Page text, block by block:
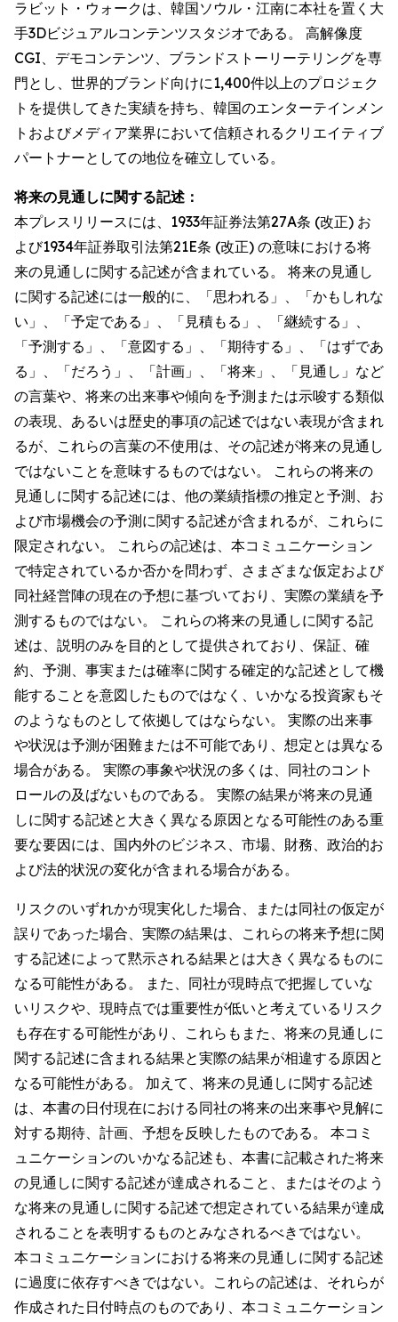
ラビット・ウォークは、韓国ソウル・江南に本社を置く大
手3Dビジュアルコンテンツスタジオである。 高解像度
CGI、デモコンテンツ、ブランドストーリーテリングを専
門とし、世界的ブランド向けに1,400件以上のプロジェク
トを提供してきた実績を持ち、韓国のエンターテインメン
トおよびメディア業界において信頼されるクリエイティブ
パートナーとしての地位を確立している。
将来の見通しに関する記述：
本プレスリリースには、1933年証券法第27A条 (改正) お
よび1934年証券取引法第21E条 (改正) の意味における将
来の見通しに関する記述が含まれている。 将来の見通し
に関する記述には一般的に、「思われる」、「かもしれな
い」、「予定である」、「見積もる」、「継続する」、
「予測する」、「意図する」、「期待する」、「はずであ
る」、「だろう」、「計画」、「将来」、「見通し」など
の言葉や、将来の出来事や傾向を予測または示唆する類似
の表現、あるいは歴史的事項の記述ではない表現が含まれ
るが、これらの言葉の不使用は、その記述が将来の見通し
ではないことを意味するものではない。 これらの将来の
見通しに関する記述には、他の業績指標の推定と予測、お
よび市場機会の予測に関する記述が含まれるが、これらに
限定されない。 これらの記述は、本コミュニケーション
で特定されているか否かを問わず、さまざまな仮定および
同社経営陣の現在の予想に基づいており、実際の業績を予
測するものではない。 これらの将来の見通しに関する記
述は、説明のみを目的として提供されており、保証、確
約、予測、事実または確率に関する確定的な記述として機
能することを意図したものではなく、いかなる投資家もそ
のようなものとして依拠してはならない。 実際の出来事
や状況は予測が困難または不可能であり、想定とは異なる
場合がある。 実際の事象や状況の多くは、同社のコント
ロールの及ばないものである。 実際の結果が将来の見通
しに関する記述と大きく異なる原因となる可能性のある重
要な要因には、国内外のビジネス、市場、財務、政治的お
よび法的状況の変化が含まれる場合がある。
リスクのいずれかが現実化した場合、または同社の仮定が
誤りであった場合、実際の結果は、これらの将来予想に関
する記述によって黙示される結果とは大きく異なるものに
なる可能性がある。 また、同社が現時点で把握していな
いリスクや、現時点では重要性が低いと考えているリスク
も存在する可能性があり、これらもまた、将来の見通しに
関する記述に含まれる結果と実際の結果が相違する原因と
なる可能性がある。 加えて、将来の見通しに関する記述
は、本書の日付現在における同社の将来の出来事や見解に
対する期待、計画、予想を反映したものである。 本コミ
ュニケーションのいかなる記述も、本書に記載された将来
の見通しに関する記述が達成されること、またはそのよう
な将来の見通しに関する記述で想定されている結果が達成
されることを表明するものとみなされるべきではない。
本コミュニケーションにおける将来の見通しに関する記述
に過度に依存すべきではない。これらの記述は、それらが
作成された日付時点のものであり、本コミュニケーション